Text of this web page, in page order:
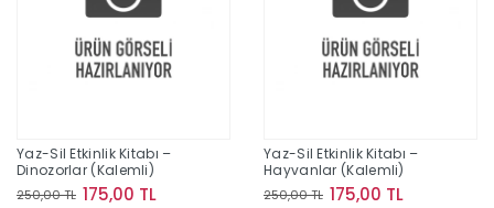
Yaz-Sil Etkinlik Kitabı –
Dinozorlar (Kalemli)
250,00 TL 175,00 TL
Yaz-Sil Etkinlik Kitabı –
Hayvanlar (Kalemli)
250,00 TL 175,00 TL